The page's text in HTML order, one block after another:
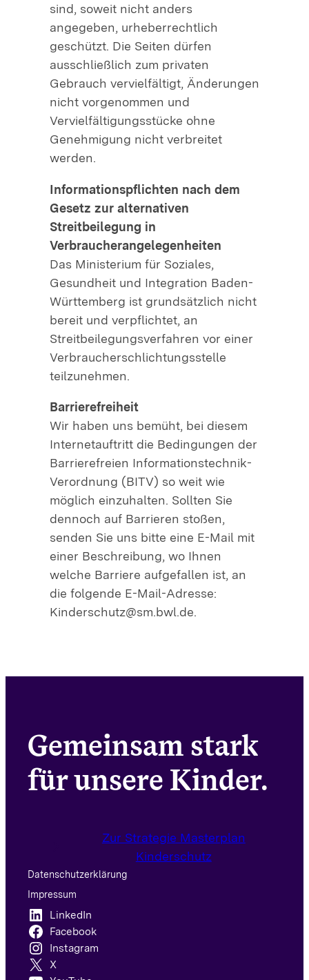
sind, soweit nicht anders
angegeben, urheberrechtlich
geschützt. Die Seiten dürfen
ausschließlich zum privaten
Gebrauch vervielfältigt, Änderungen
nicht vorgenommen und
Vervielfältigungsstücke ohne
Genehmigung nicht verbreitet
werden.
Informationspflichten nach dem
Gesetz zur alternativen
Streitbeilegung in
Verbraucherangelegenheiten
Das Ministerium für Soziales,
Gesundheit und Integration Baden-
Württemberg ist grundsätzlich nicht
bereit und verpflichtet, an
Streitbeilegungsverfahren vor einer
Verbraucherschlichtungsstelle
teilzunehmen.
Barrierefreiheit
Wir haben uns bemüht, bei diesem
Internetauftritt die Bedingungen der
Barrierefreien Informationstechnik-
Verordnung (BITV) so weit wie
möglich einzuhalten. Sollten Sie
dennoch auf Barrieren stoßen,
senden Sie uns bitte eine E-Mail mit
einer Beschreibung, wo Ihnen
welche Barriere aufgefallen ist, an
die folgende E-Mail-Adresse:
Kinderschutz@sm.bwl.de.
Gemeinsam stark
für unsere Kinder.
Zur Strategie Masterplan
Kinderschutz
Datenschutzerklärung
Impressum
LinkedIn
Facebook
Instagram
X